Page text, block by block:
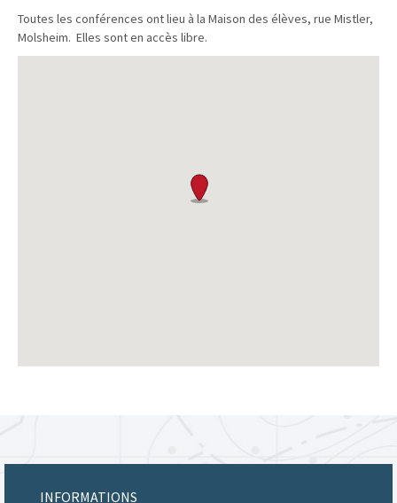
Toutes les conférences ont lieu à la Maison des élèves, rue Mistler,
Molsheim. Elles sont en accès libre.
INFORMATIONS